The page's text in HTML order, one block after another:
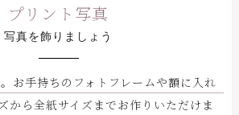
プリント写真
写真を飾りましょう
お手持ちのフォトフレームや額に入れ
から全紙サイズまでお作りいただけま